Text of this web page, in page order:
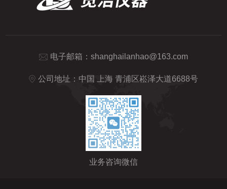
电子邮箱： shanghailanhao@163.com
公司地址：中国 上海 青浦区崧泽大道6688号
业务咨询微信